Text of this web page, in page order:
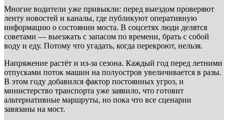
Многие водители уже привыкли: перед выездом проверяют
ленту новостей и каналы, где публикуют оперативную
информацию о состоянии моста. В соцсетях люди делятся
советами — выезжать с запасом по времени, брать с собой
воду и еду. Потому что угадать, когда перекроют, нельзя.
Напряжение растёт и из-за сезона. Каждый год перед летними
отпусками поток машин на полуостров увеличивается в разы.
В этом году добавился фактор постоянных угроз, и
министерство транспорта уже заявило, что готовит
альтернативные маршруты, но пока что все сценарии
завязаны на мост.